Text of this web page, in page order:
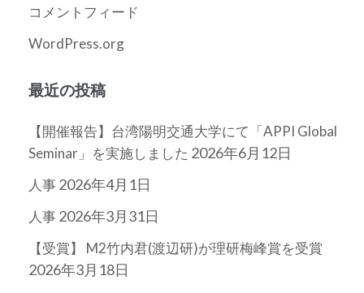
コメントフィード
WordPress.org
最近の投稿
【開催報告】台湾陽明交通大学にて「APPI Global
Seminar」を実施しました 2026年6月12日
人事2026年4月1日
人事2026年3月31日
【受賞】 M2竹内君(渡辺研)が理研梅峰賞を受賞
2026年3月18日